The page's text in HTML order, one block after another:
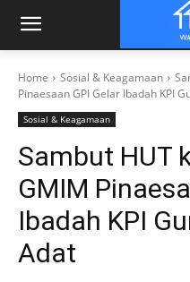
Home Sosial & Keagamaan
Pinaesaan GPI Gelar Ibadah KPI
Sosial & Keagamaan
Sambut HUT
GMIM
Ibadah KPI
Adat